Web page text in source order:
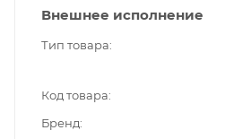
Внешнее исполнение
Тип товара
Код товара
Бренд